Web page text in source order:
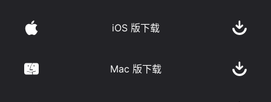
iOS 版下载
Mac 版下载